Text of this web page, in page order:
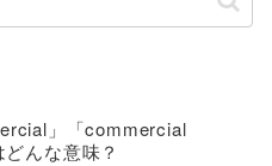
」「commercial
んな意味？